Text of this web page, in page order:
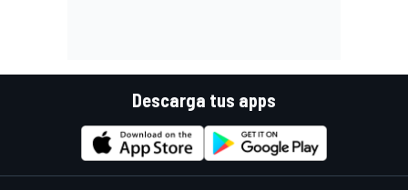
Descarga tus apps